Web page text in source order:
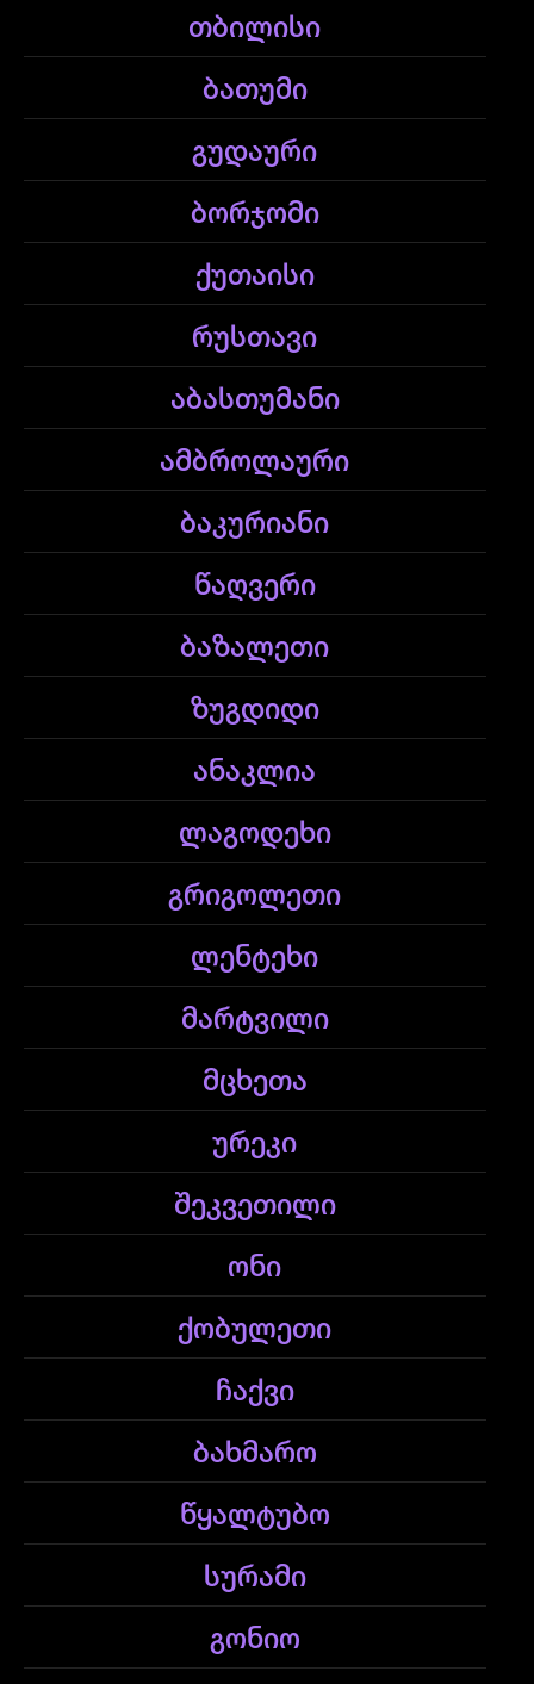
თბილისი
ბათუმი
გუდაური
ბორჯომი
ქუთაისი
რუსთავი
აბასთუმანი
ამბროლაური
ბაკურიანი
წაღვერი
ბაზალეთი
ზუგდიდი
ანაკლია
ლაგოდეხი
გრიგოლეთი
ლენტეხი
მარტვილი
მცხეთა
ურეკი
შეკვეთილი
ონი
ქობულეთი
ჩაქვი
ბახმარო
წყალტუბო
სურამი
გონიო